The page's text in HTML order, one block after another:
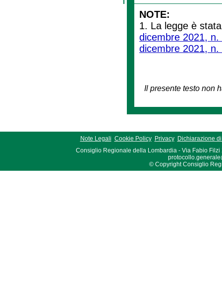
NOTE:
1. La legge è
dicembre 2021, n.
dicembre 2021, n.
Il presente testo non
Note Legali Cookie Policy Privacy Dichiarazione
Consiglio Regionale della Lombardia - Via Fabio Filzi
© Copyright Consiglio